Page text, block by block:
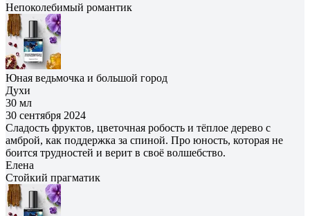
Непоколебимый романтик
Юная ведьмочка и большой город
Духи
30 мл
30 сентября 2024
Сладость фруктов, цветочная робость и тёплое дерево с
амброй, как поддержка за спиной. Про юность, которая не
боится трудностей и верит в своё волшебство.
Елена
Cтойкий прагматик